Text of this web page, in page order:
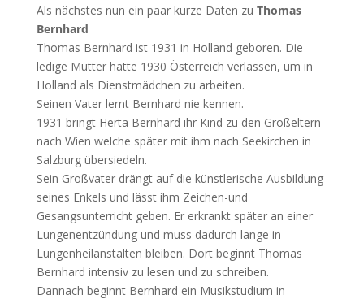
Als nächstes nun ein paar kurze Daten zu Thomas
Bernhard
Thomas Bernhard ist 1931 in Holland geboren. Die
ledige Mutter hatte 1930 Österreich verlassen, um in
Holland als Dienstmädchen zu arbeiten.
Seinen Vater lernt Bernhard nie kennen.
1931 bringt Herta Bernhard ihr Kind zu den Großeltern
nach Wien welche später mit ihm nach Seekirchen in
Salzburg übersiedeln.
Sein Großvater drängt auf die künstlerische Ausbildung
seines Enkels und lässt ihm Zeichen-und
Gesangsunterricht geben. Er erkrankt später an einer
Lungenentzündung und muss dadurch lange in
Lungenheilanstalten bleiben. Dort beginnt Thomas
Bernhard intensiv zu lesen und zu schreiben.
Dannach beginnt Bernhard ein Musikstudium in